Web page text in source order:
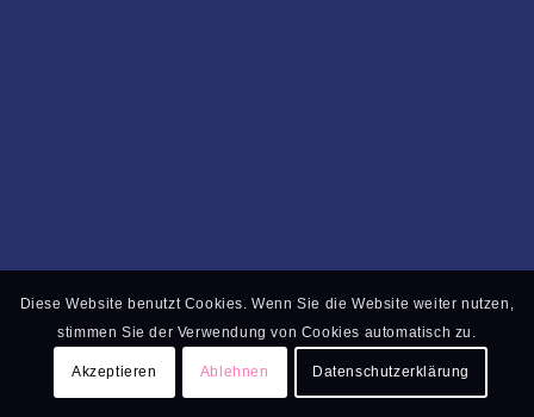
Diese Website benutzt Cookies. Wenn Sie die Website weiter nutzen,
stimmen Sie der Verwendung von Cookies automatisch zu.
Akzeptieren Ablehnen Datenschutzerklärung